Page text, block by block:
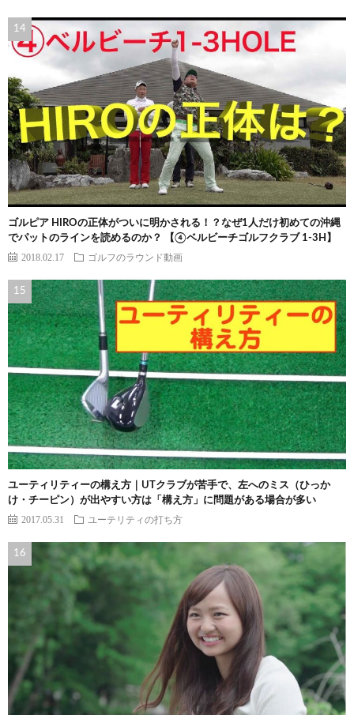
ゴルピア HIROの正体がついに明かされる！？なぜ1人だけ初めての沖縄
でパットのラインを読めるのか？ 【④ベルビーチゴルフクラブ 1-3H】
2018.02.17 ゴルフのラウンド動画
ユーティリティーの構え方｜UTクラブが苦手で、左へのミス（ひっか
け・チーピン）が出やすい方は「構え方」に問題がある場合が多い
2017.05.31 ユーテリティの打ち方